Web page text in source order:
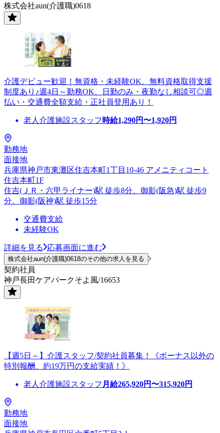
株式会社aun(介護職)0618
介護デビュー歓迎！無資格・未経験OK、無料資格取得支援
制度あり♪週4日～勤務OK、日勤のみ・夜勤なし相談可◎週
払い・交通費全額支給・正社員登用あり！
老人介護施設スタッフ 時給1,290円〜1,920円
勤務地
面接地
兵庫県神戸市東灘区住吉本町1丁目10-46 アメニティコート
住吉本町1F
住吉(ＪＲ・六甲ライナー)駅 徒歩8分、御影(阪急)駅 徒歩9
分、御影(阪神)駅 徒歩15分
交通費支給
未経験OK
詳細を見る 応募画面に進む
株式会社aun(介護職)0618のその他の求人を見る
契約社員
神戸長田ケアパークそよ風/16653
【週5日～】介護スタッフ/契約社員募集！《ボーナス以外の
特別報酬、約19万円の支給実績！》
老人介護施設スタッフ 月給265,920円〜315,920円
勤務地
面接地